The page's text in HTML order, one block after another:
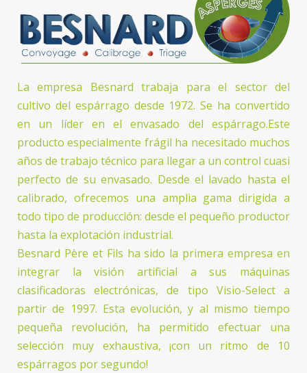
La empresa Besnard trabaja para el sector del
cultivo del espárrago desde 1972. Se ha convertido
en un líder en el envasado del espárrago.Este
producto especialmente frágil ha necesitado muchos
años de trabajo técnico para llegar a un control cuasi
perfecto de su envasado. Desde el lavado hasta el
calibrado, ofrecemos una amplia gama dirigida a
todo tipo de producción: desde el pequeño productor
hasta la explotación industrial.
Besnard Père et Fils ha sido la primera empresa en
integrar la visión artificial a sus máquinas
clasificadoras electrónicas, de tipo Visio-Select a
partir de 1997. Esta evolución, y al mismo tiempo
pequeña revolución, ha permitido efectuar una
selección muy exhaustiva, ¡con un ritmo de 10
espárragos por segundo!